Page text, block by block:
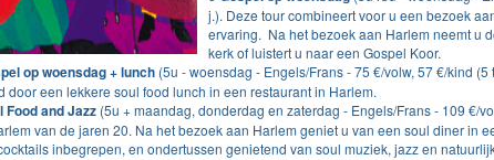
j.). Deze tour combineert voor u een bezoek
ervaring. Na het bezoek aan Harlem neemt u
kerk of luistert u naar een Gospel Koor.
op woensdag + lunch (5u - woensdag - Engels/Frans - 75 €/volw, 57 €/kind
door een lekkere soul food lunch in een restaurant in Harlem.
Food and Jazz (5u + maandag, donderdag en zaterdag - Engels/Frans - 109 €/
van de jaren 20. Na het bezoek aan Harlem geniet u van een soul diner in
inbegrepen, en ondertussen genietend van soul muziek, jazz en